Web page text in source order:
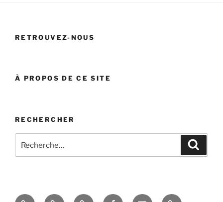
RETROUVEZ-NOUS
À PROPOS DE CE SITE
RECHERCHER
pour
Accueil Presse RéglementFacebook
E-
SPONSORS